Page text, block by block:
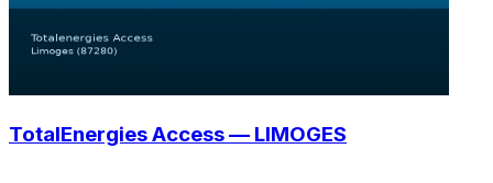
TotalEnergies Access — LIMOGES